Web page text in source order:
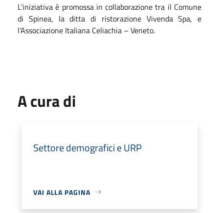
L’iniziativa è promossa in collaborazione tra il Comune
di Spinea, la ditta di ristorazione Vivenda Spa, e
l’Associazione Italiana Celiachia – Veneto.
A cura di
Settore demografici e URP
VAI ALLA PAGINA